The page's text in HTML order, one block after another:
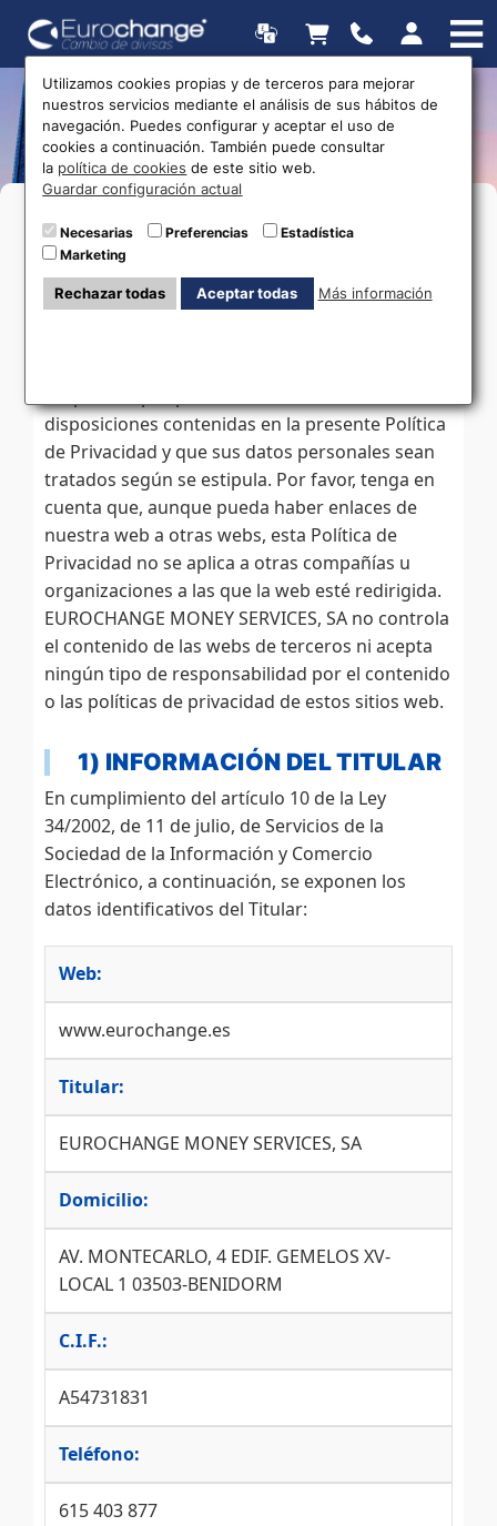
Política de privacidad
EUROCHANGE MONEY SERVICES, SA se
compromete a proteger la privacidad de los
usuarios que accedan a esta web y/o cualquiera
de sus servicios. La utilización de la web y/o
disposiciones contenidas en la presente Política
de Privacidad y que sus datos personales sean
tratados según se estipula. Por favor, tenga en
cuenta que, aunque pueda haber enlaces de
nuestra web a otras webs, esta Política de
Privacidad no se aplica a otras compañías u
organizaciones a las que la web esté redirigida.
EUROCHANGE MONEY SERVICES, SA no controla
el contenido de las webs de terceros ni acepta
ningún tipo de responsabilidad por el contenido
o las políticas de privacidad de estos sitios web.
1) INFORMACIÓN DEL TITULAR
En cumplimiento del artículo 10 de la Ley
34/2002, de 11 de julio, de Servicios de la
Sociedad de la Información y Comercio
Electrónico, a continuación, se exponen los
datos identificativos del Titular:
Web:
www.eurochange.es
Titular:
EUROCHANGE MONEY SERVICES, SA
Domicilio:
AV. MONTECARLO, 4 EDIF. GEMELOS XV-
LOCAL 1 03503-BENIDORM
C.I.F.:
A54731831
Teléfono:
615 403 877
Utilizamos cookies propias y de terceros para mejorar
nuestros servicios mediante el análisis de sus hábitos de
navegación. Puedes configurar y aceptar el uso de
cookies a continuación. También puede consultar
la política de cookies de este sitio web.
Guardar configuración actual
Necesarias Preferencias
Estadística
Marketing
Rechazar todas Aceptar todas Más información